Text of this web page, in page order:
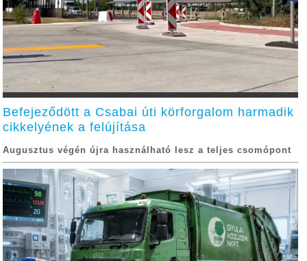
Befejeződött a Csabai úti körforgalom harmadik
cikkelyének a felújítása
Augusztus végén újra használható lesz a teljes csomópont